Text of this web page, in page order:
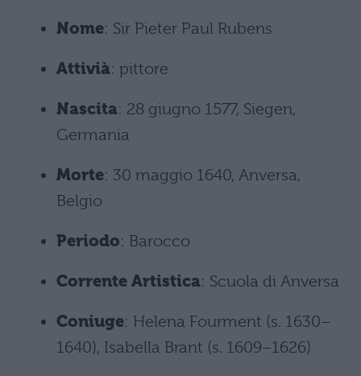
Nome: Sir Pieter Paul Rubens
Attivià: pittore
Nascita: 28 giugno 1577, Siegen,
Germania
Morte: 30 maggio 1640, Anversa,
Belgio
Periodo: Barocco
Corrente Artistica: Scuola di Anversa
Coniuge: Helena Fourment (s. 1630–
1640), Isabella Brant (s. 1609–1626)